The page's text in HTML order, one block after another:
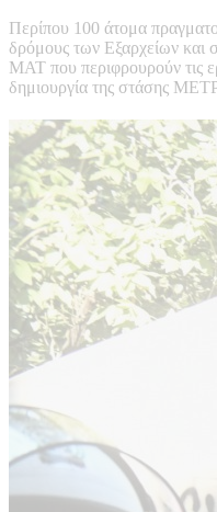
Περίπου 100 άτομα
δρόμους των Εξαρχείων και
ΜΑΤ που περιφρουρούν τις
δημιουργία της στάσης